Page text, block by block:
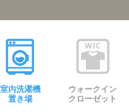
室内洗濯機
置き場
ウォークイン
クローゼット